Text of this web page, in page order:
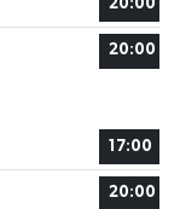
20:00
20:00
17:00
20:00